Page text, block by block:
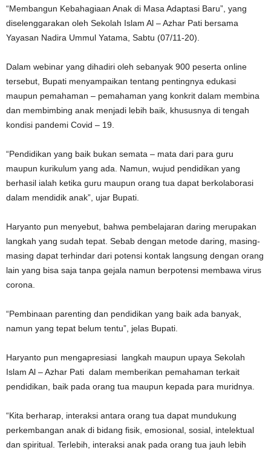
“Membangun Kebahagiaan Anak di Masa Adaptasi Baru”, yang
diselenggarakan oleh Sekolah Islam Al – Azhar Pati bersama
Yayasan Nadira Ummul Yatama, Sabtu (07/11-20).
Dalam webinar yang dihadiri oleh sebanyak 900 peserta online
tersebut, Bupati menyampaikan tentang pentingnya edukasi
maupun pemahaman – pemahaman yang konkrit dalam membina
dan membimbing anak menjadi lebih baik, khususnya di tengah
kondisi pandemi Covid – 19.
“Pendidikan yang baik bukan semata – mata dari para guru
maupun kurikulum yang ada. Namun, wujud pendidikan yang
berhasil ialah ketika guru maupun orang tua dapat berkolaborasi
dalam mendidik anak”, ujar Bupati.
Haryanto pun menyebut, bahwa pembelajaran daring merupakan
langkah yang sudah tepat. Sebab dengan metode daring, masing-
masing dapat terhindar dari potensi kontak langsung dengan orang
lain yang bisa saja tanpa gejala namun berpotensi membawa virus
corona.
“Pembinaan parenting dan pendidikan yang baik ada banyak,
namun yang tepat belum tentu”, jelas Bupati.
Haryanto pun mengapresiasi langkah maupun upaya Sekolah
Islam Al – Azhar Pati dalam memberikan pemahaman terkait
pendidikan, baik pada orang tua maupun kepada para muridnya.
“Kita berharap, interaksi antara orang tua dapat mundukung
perkembangan anak di bidang fisik, emosional, sosial, intelektual
dan spiritual. Terlebih, interaksi anak pada orang tua jauh lebih